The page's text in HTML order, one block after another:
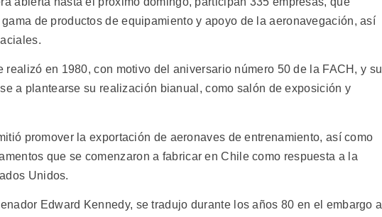
de productos de equipamiento y apoyo de la aeronavegación, así
realizó en 1980, con motivo del aniversario número 50 de la FACH, y su
a plantearse su realización bianual, como salón de exposición y
promover la exportación de aeronaves de entrenamiento, así como
que se comenzaron a fabricar en Chile como respuesta a la
Unidos.
Edward Kennedy, se tradujo durante los años 80 en el embargo a